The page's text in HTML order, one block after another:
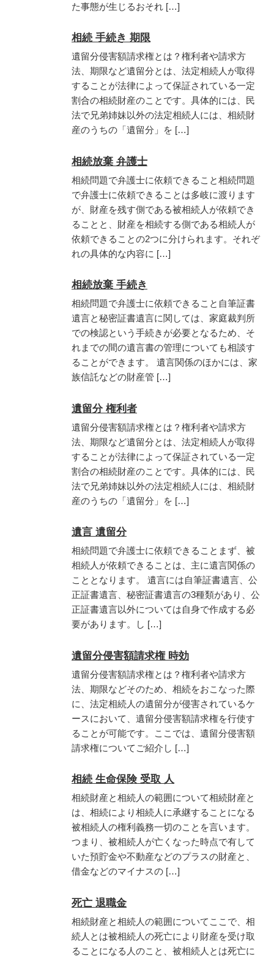
た事態が生じるおそれ […]
相続 手続き 期限
遺留分侵害額請求権とは？権利者や請求方
法、期限など遺留分とは、法定相続人が取得
することが法律によって保証されている一定
割合の相続財産のことです。具体的には、民
法で兄弟姉妹以外の法定相続人には、相続財
産のうちの「遺留分」を […]
相続放棄 弁護士
相続問題で弁護士に依頼できること相続問題
で弁護士に依頼できることは多岐に渡ります
が、財産を残す側である被相続人が依頼でき
ることと、財産を相続する側である相続人が
依頼できることの2つに分けられます。それぞ
れの具体的な内容に […]
相続放棄 手続き
相続問題で弁護士に依頼できること自筆証書
遺言と秘密証書遺言に関しては、家庭裁判所
での検認という手続きが必要となるため、そ
れまでの間の遺言書の管理についても相談す
ることができます。 遺言関係のほかには、家
族信託などの財産管 […]
遺留分 権利者
遺留分侵害額請求権とは？権利者や請求方
法、期限など遺留分とは、法定相続人が取得
することが法律によって保証されている一定
割合の相続財産のことです。具体的には、民
法で兄弟姉妹以外の法定相続人には、相続財
産のうちの「遺留分」を […]
遺言 遺留分
相続問題で弁護士に依頼できることまず、被
相続人が依頼できることは、主に遺言関係の
こととなります。 遺言には自筆証書遺言、公
正証書遺言、秘密証書遺言の3種類があり、公
正証書遺言以外については自身で作成する必
要があります。し […]
遺留分侵害額請求権 時効
遺留分侵害額請求権とは？権利者や請求方
法、期限などそのため、相続をおこなった際
に、法定相続人の遺留分が侵害されているケ
ースにおいて、遺留分侵害額請求権を行使す
ることが可能です。ここでは、遺留分侵害額
請求権についてご紹介し […]
相続 生命保険 受取 人
相続財産と相続人の範囲について相続財産と
は、相続により相続人に承継することになる
被相続人の権利義務一切のことを言います。
つまり、被相続人が亡くなった時点で有して
いた預貯金や不動産などのプラスの財産と、
借金などのマイナスの […]
死亡 退職金
相続財産と相続人の範囲についてここで、相
続人とは被相続人の死亡により財産を受け取
ることになる人のこと、被相続人とは死亡に